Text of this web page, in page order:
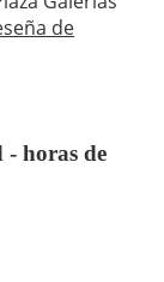
de
- horas de